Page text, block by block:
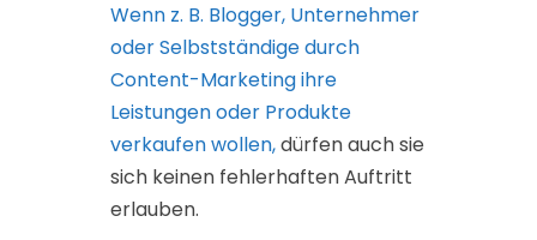
Wenn z. B. Blogger, Unternehmer
oder Selbstständige durch
Content-Marketing ihre
Leistungen oder Produkte
verkaufen wollen,dürfen auch sie
sich keinen fehlerhaften Auftritt
erlauben.